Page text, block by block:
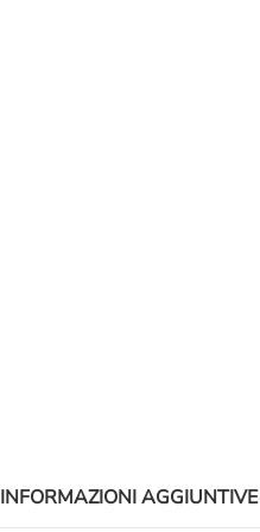
INFORMAZIONI AGGIUNTIVE